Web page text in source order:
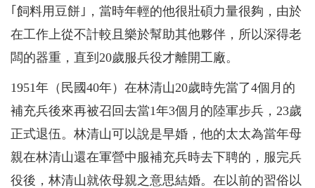
｢飼料用豆餅｣，當時年輕的他很壯碩力量很夠，由於
在工作上從不計較且樂於幫助其他夥伴，所以深得老
闆的器重，直到20歲服兵役才離開工廠。
1951年（民國40年）在林清山20歲時先當了4個月的
補充兵後來再被召回去當1年3個月的陸軍步兵，23歲
正式退伍。林清山可以說是早婚，他的太太為當年母
親在林清山還在軍營中服補充兵時去下聘的，服完兵
役後，林清山就依母親之意思結婚。在以前的習俗以